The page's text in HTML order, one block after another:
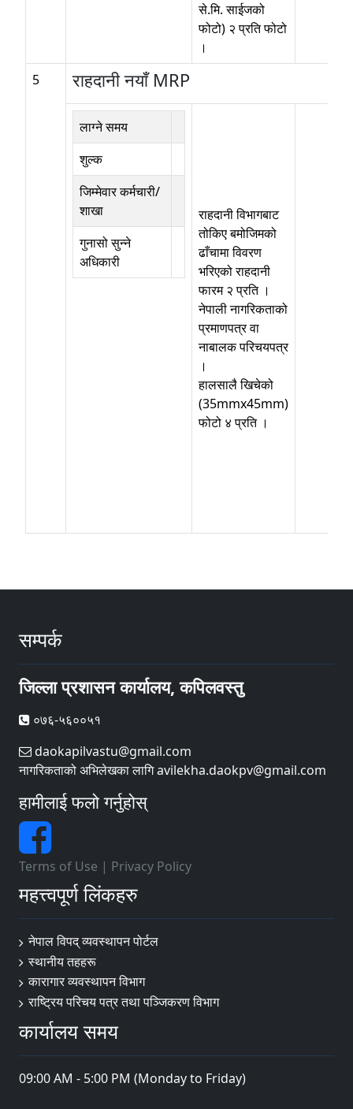
से.मि. साईजको
फोटो) २ प्रति फोटो
।
5
राहदानी नयाँ MRP
लाग्ने समय
शुल्क
जिम्मेवार कर्मचारी/
शाखा
गुनासो सुन्ने
अधिकारी
राहदानी विभागबाट
तोकिए बमोजिमको
ढाँचामा विवरण
भरिएको राहदानी
फारम २ प्रति ।
नेपाली नागरिकताको
प्रमाणपत्र वा
नाबालक परिचयपत्र
।
हालसालै खिचेको
(35mmx45mm)
फोटो ४ प्रति ।
सम्पर्क
जिल्ला प्रशासन कार्यालय, कपिलवस्तु
०७६-५६००५१
daokapilvastu@gmail.com
नागरिकताको अभिलेखका लागि avilekha.daokpv@gmail.com
हामीलाई फलो गर्नुहोस्
Terms of Use | Privacy Policy
महत्त्वपूर्ण लिंकहरु
नेपाल विपद् व्यवस्थापन पोर्टल
स्थानीय तहहरू
कारागार व्यवस्थापन विभाग
राष्ट्रिय परिचय पत्र तथा पञ्जिकरण विभाग
कार्यालय समय
09:00 AM - 5:00 PM (Monday to Friday)